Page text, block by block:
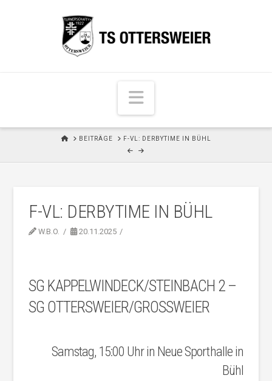
N
a
v
i
g
i
H
E
BEITRÄGE F-VL: DERBYTIME IN BÜHL
F-VL: DERBYTIME IN BÜHL
W.B.O. 20.11.2025
SG KAPPELWINDECK/STEINBACH 2 –
SG OTTERSWEIER/GROSSWEIER
Samstag, 15:00 Uhr in Neue Sporthalle in
Bühl